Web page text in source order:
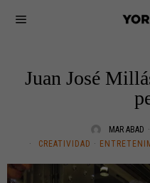
Juan José
MAR ABAD
CREATIVIDAD ·